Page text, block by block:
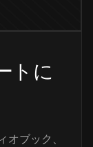
トに
ブック、